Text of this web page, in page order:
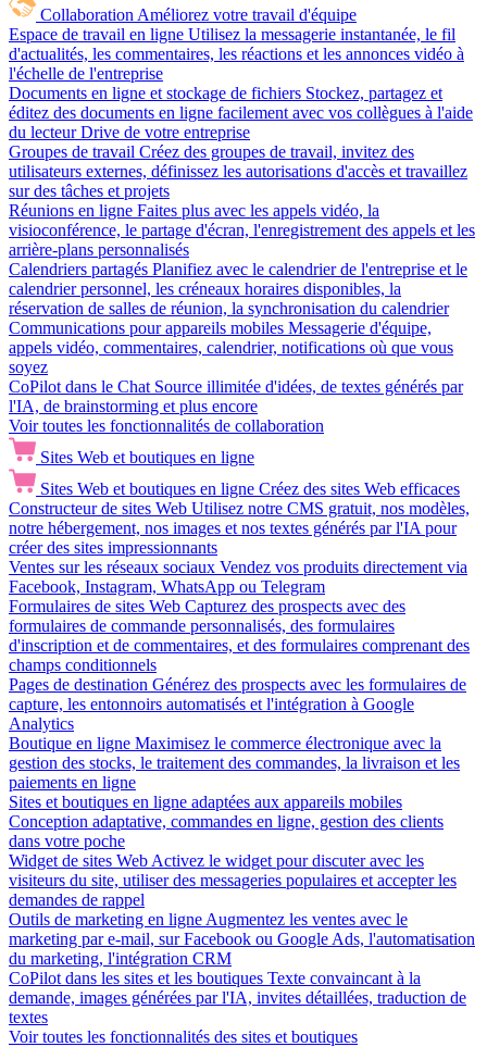
Collaboration Améliorez votre travail d'équipe
Espace de travail en ligne Utilisez la messagerie instantanée, le fil
d'actualités, les commentaires, les réactions et les annonces vidéo à
l'échelle de l'entreprise
Documents en ligne et stockage de fichiers Stockez, partagez et
éditez des documents en ligne facilement avec vos collègues à l'aide
du lecteur Drive de votre entreprise
Groupes de travail Créez des groupes de travail, invitez des
utilisateurs externes, définissez les autorisations d'accès et travaillez
sur des tâches et projets
Réunions en ligne Faites plus avec les appels vidéo, la
visioconférence, le partage d'écran, l'enregistrement des appels et les
arrière-plans personnalisés
Calendriers partagés Planifiez avec le calendrier de l'entreprise et le
calendrier personnel, les créneaux horaires disponibles, la
réservation de salles de réunion, la synchronisation du calendrier
Communications pour appareils mobiles Messagerie d'équipe,
appels vidéo, commentaires, calendrier, notifications où que vous
soyez
CoPilot dans le Chat Source illimitée d'idées, de textes générés par
l'IA, de brainstorming et plus encore
Voir toutes les fonctionnalités de collaboration
Sites Web et boutiques en ligne
Sites Web et boutiques en ligne Créez des sites Web efficaces
Constructeur de sites Web Utilisez notre CMS gratuit, nos modèles,
notre hébergement, nos images et nos textes générés par l'IA pour
créer des sites impressionnants
Ventes sur les réseaux sociaux Vendez vos produits directement via
Facebook, Instagram, WhatsApp ou Telegram
Formulaires de sites Web Capturez des prospects avec des
formulaires de commande personnalisés, des formulaires
d'inscription et de commentaires, et des formulaires comprenant des
champs conditionnels
Pages de destination Générez des prospects avec les formulaires de
capture, les entonnoirs automatisés et l'intégration à Google
Analytics
Boutique en ligne Maximisez le commerce électronique avec la
gestion des stocks, le traitement des commandes, la livraison et les
paiements en ligne
Sites et boutiques en ligne adaptées aux appareils mobiles
Conception adaptative, commandes en ligne, gestion des clients
dans votre poche
Widget de sites Web Activez le widget pour discuter avec les
visiteurs du site, utiliser des messageries populaires et accepter les
demandes de rappel
Outils de marketing en ligne Augmentez les ventes avec le
marketing par e-mail, sur Facebook ou Google Ads, l'automatisation
du marketing, l'intégration CRM
CoPilot dans les sites et les boutiques Texte convaincant à la
demande, images générées par l'IA, invites détaillées, traduction de
textes
Voir toutes les fonctionnalités des sites et boutiques